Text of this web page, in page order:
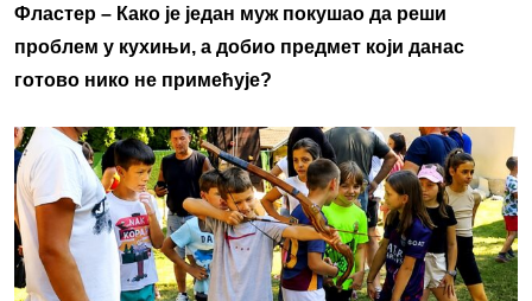
Фластер – Како је један муж покушао да реши
проблем у кухињи, а добио предмет који данас
готово нико не примећује?